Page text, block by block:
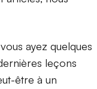
ayez quelques
leçons
être à un